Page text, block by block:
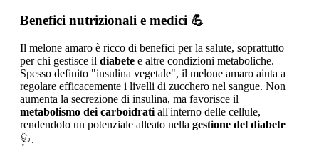
Benefici nutrizionali e medici 💪
Il melone amaro è ricco di benefici per la salute, soprattutto
per chi gestisce il diabete e altre condizioni metaboliche.
Spesso definito "insulina vegetale", il melone amaro aiuta a
regolare efficacemente i livelli di zucchero nel sangue. Non
aumenta la secrezione di insulina, ma favorisce il
metabolismo dei carboidrati all'interno delle cellule,
rendendolo un potenziale alleato nella gestione del diabete
🩺.